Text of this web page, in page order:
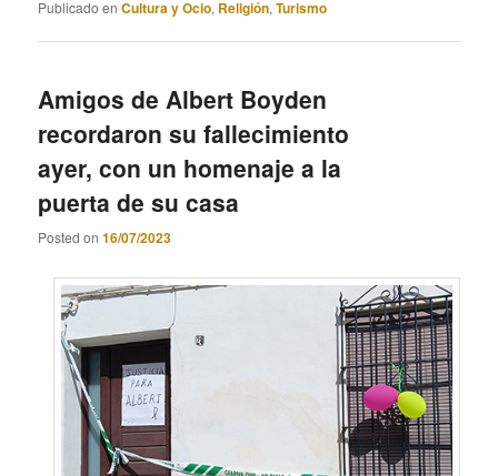
Publicado en Cultura y Ocio, Religión,Turismo
Amigos de Albert Boyden
recordaron su fallecimiento
ayer, con un homenaje a la
puerta de su casa
Posted on16/07/2023